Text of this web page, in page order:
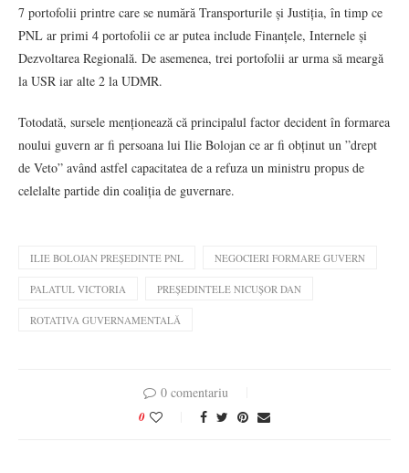
7 portofolii printre care se numără Transporturile și Justiția, în timp ce
PNL ar primi 4 portofolii ce ar putea include Finanțele, Internele și
Dezvoltarea Regională. De asemenea, trei portofolii ar urma să meargă
la USR iar alte 2 la UDMR.
Totodată, sursele menționează că principalul factor decident în formarea
noului guvern ar fi persoana lui Ilie Bolojan ce ar fi obținut un ”drept
de Veto” având astfel capacitatea de a refuza un ministru propus de
celelalte partide din coaliția de guvernare.
ILIE BOLOJAN PREȘEDINTE PNL NEGOCIERI FORMARE GUVERN
PALATUL VICTORIA PREȘEDINTELE NICUȘOR DAN
ROTATIVA GUVERNAMENTALĂ
0 comentariu
0